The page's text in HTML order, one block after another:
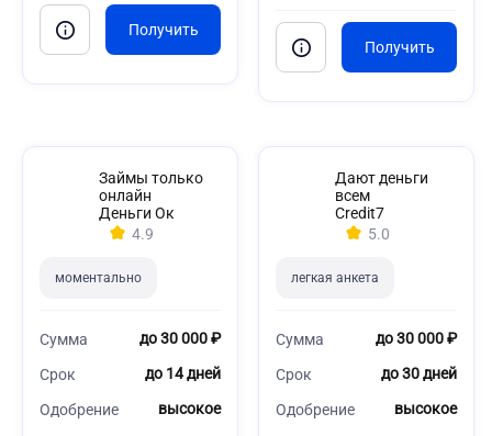
Займы только
онлайн
Деньги Ок
4.9
моментально
Сумма до 30 000 ₽
Срок до 14 дней
Одобрение высокое
Дают деньги
всем
Credit7
5.0
легкая анкета
Сумма до 30 000 ₽
Срок до 30 дней
Одобрение высокое